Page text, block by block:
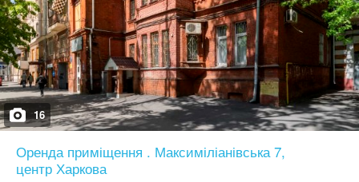
16
Оренда приміщення . Максиміліанівська 7,
центр Харкова